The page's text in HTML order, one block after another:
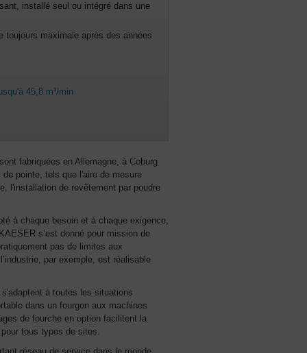
installé seul ou intégré dans une
toujours maximale après des années
45,8 m³/min
fabriquées en Allemagne, à Coburg
pointe, tels que l'aire de mesure
l'installation de revêtement par poudre
à chaque besoin et à chaque exigence,
s’est donné pour mission de
pas de limites aux
par exemple, est réalisable
à toutes les situations
dans un fourgon aux machines
de fourche en option facilitent la
tous types de sites.